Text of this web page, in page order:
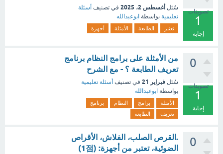
تصويتات
1
إجابة
سُئل أغسطس 2، 2025 في تصنيف أسئلة
تعليمية بواسطة ابوعبدالله
تعتبر الطابعة الأمثلة أجهزة
0
تصويتات
1
إجابة
من الأمثلة على برامج النظام برنامج
تعريف الطابعة ؟ - مع الشرح
سُئل فبراير 21 في تصنيف أسئلة تعليمية
بواسطة ابوعبدالله
الأمثلة برامج النظام
برنامج
تعريف
الطابعة
0
.القرص الصلب، الفلاش، الأقراص
الضوئية، تعتبر من أجهزة: (1점)